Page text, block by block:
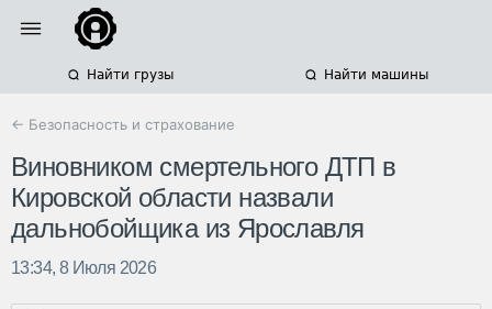
Найти грузы Найти машины
← Безопасность и страхование
Виновником смертельного ДТП в
Кировской области назвали
дальнобойщика из Ярославля
13:34, 8 Июля 2026